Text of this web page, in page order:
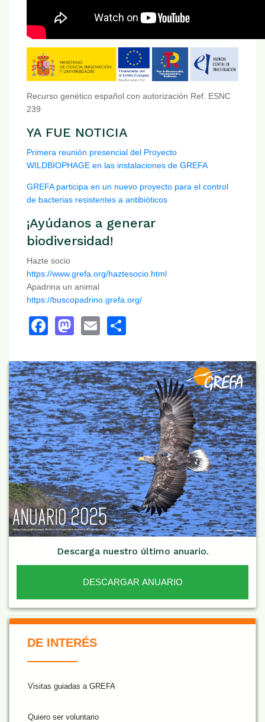
Recurso genético español con autorización Ref. ESNC
239
YA FUE NOTICIA
Primera reunión presencial del Proyecto
WILDBIOPHAGE en las instalaciones de GREFA
GREFA participa en un nuevo proyecto para el control
de bacterias resistentes a antibióticos
¡Ayúdanos a generar
biodiversidad!
Hazte socio
https://www.grefa.org/haztesocio.html
Apadrina un animal
https://buscopadrino.grefa.org/
Facebook
Mastodon
Email
Descarga nuestro último anuario.
DESCARGAR ANUARIO
De Interés NARANJA
DE INTERÉS
Visitas guiadas a GREFA
Quiero ser voluntario